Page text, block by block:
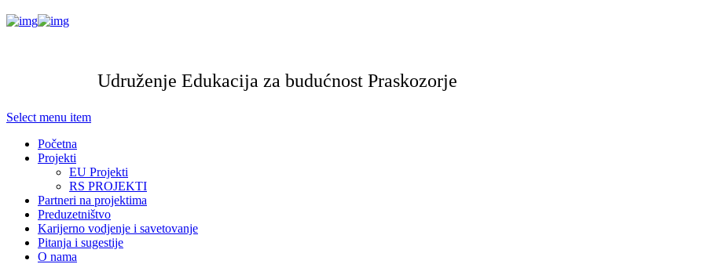
Udruženje Edukacija za budućnost Praskozorje
Select menu item
Početna
Projekti
EU Projekti
RS PROJEKTI
Partneri na projektima
Preduzetništvo
Karijerno vodjenje i savetovanje
Pitanja i sugestije
O nama